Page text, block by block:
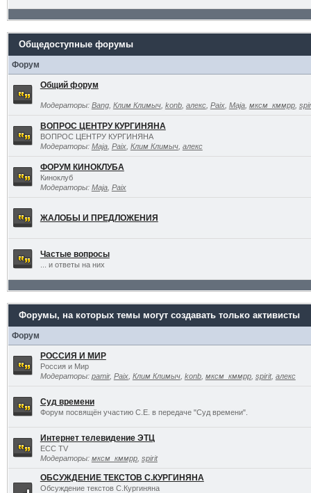
Общедоступные форумы
Форум
Общий форум
Модераторы: Bang, Клим Климыч, konb, алекс, Paix, Maja, мксм_кммрр,
ВОПРОС ЦЕНТРУ КУРГИНЯНА
ВОПРОС ЦЕНТРУ КУРГИНЯНА
Модераторы: Maja, Paix, Клим Климыч, алекс
ФОРУМ КИНОКЛУБА
Киноклуб
Модераторы: Maja, Paix
ЖАЛОБЫ И ПРЕДЛОЖЕНИЯ
Частые вопросы
... и ответы на них
Форумы, на которых темы могут создавать только активисты
Форум
РОССИЯ И МИР
Россия и Мир
Модераторы: pamir, Paix, Клим Климыч, konb, мксм_кммрр, spirit, алекс
Суд времени
Форум посвящён участию С.Е. в передаче "Суд времени".
Интернет телевидение ЭТЦ
ECC TV
Модераторы: мксм_кммрр, spirit
ОБСУЖДЕНИЕ ТЕКСТОВ С.КУРГИНЯНА
Обсуждение текстов С.Кургиняна